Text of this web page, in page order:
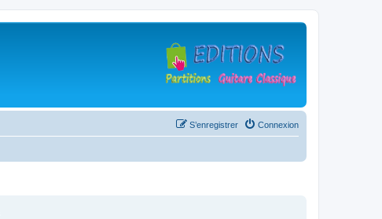
Connexion
S’enregistrer